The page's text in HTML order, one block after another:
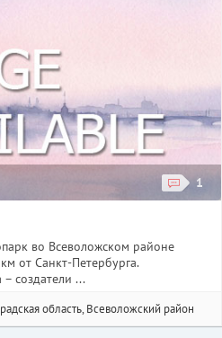
1
во Всеволожском районе
от Санкт-Петербурга.
создатели ...
область, Всеволожский район